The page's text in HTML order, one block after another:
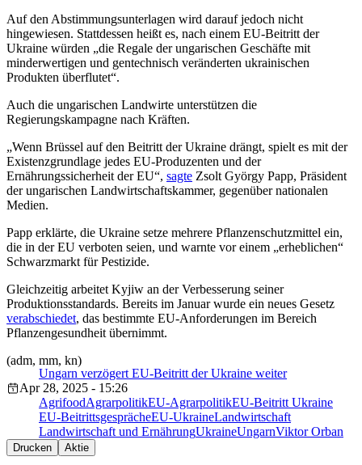
Auf den Abstimmungsunterlagen wird darauf jedoch nicht
hingewiesen. Stattdessen heißt es, nach einem EU-Beitritt der
Ukraine würden „die Regale der ungarischen Geschäfte mit
minderwertigen und gentechnisch veränderten ukrainischen
Produkten überflutet“.
Auch die ungarischen Landwirte unterstützen die
Regierungskampagne nach Kräften.
„Wenn Brüssel auf den Beitritt der Ukraine drängt, spielt es mit der
Existenzgrundlage jedes EU-Produzenten und der
Ernährungssicherheit der EU“, sagte Zsolt György Papp, Präsident
der ungarischen Landwirtschaftskammer, gegenüber nationalen
Medien.
Papp erklärte, die Ukraine setze mehrere Pflanzenschutzmittel ein,
die in der EU verboten seien, und warnte vor einem „erheblichen“
Schwarzmarkt für Pestizide.
Gleichzeitig arbeitet Kyjiw an der Verbesserung seiner
Produktionsstandards. Bereits im Januar wurde ein neues Gesetz
verabschiedet, das bestimmte EU-Anforderungen im Bereich
Pflanzengesundheit übernimmt.
Ungarn verzögert EU-Beitritt der Ukraine weiter
(adm, mm, kn)
Apr 28, 2025 - 15:26
AgrifoodAgrarpolitikEU-AgrarpolitikEU-Beitritt Ukraine
EU-BeitrittsgesprächeEU-UkraineLandwirtschaft
Landwirtschaft und ErnährungUkraineUngarnViktor Orban
Drucken Aktie